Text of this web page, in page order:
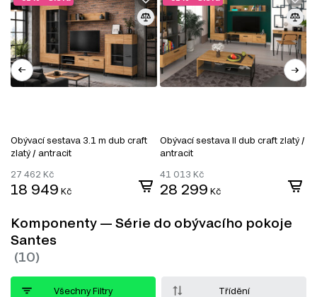
Obývací sestava 3.1 m dub craft
zlatý / antracit
27 462 Kč
18 949 Kč
Obývací sestava II dub craft zlatý /
antracit
41 013 Kč
28 299 Kč
Komponenty — Série do obývacího pokoje
Santes
Všechny Filtry Třídění